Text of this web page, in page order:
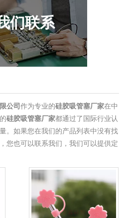
们联系
公司 作为专业的硅胶吸管塞厂家在中
硅胶吸管塞厂家都通过了国际行业认
。如果您在我们的产品列表中没有找
，您也可以联系我们，我们可以提供定